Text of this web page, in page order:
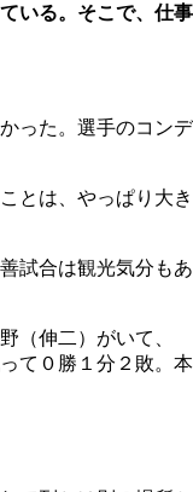
いる。そこで、仕事
った。選手のコンデ
とは、やっぱり大き
試合は観光気分もあ
（伸二）がいて、
て０勝１分２敗。本